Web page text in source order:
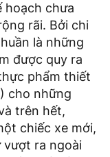
hoạch chưa
rãi. Bởi chi
là những
được quy ra
phẩm thiết
cho những
trên hết,
chiếc xe mới,
ra ngoài